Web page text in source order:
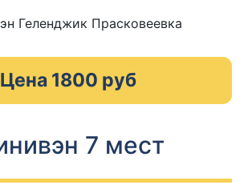
Цена 1800 руб
7 мест